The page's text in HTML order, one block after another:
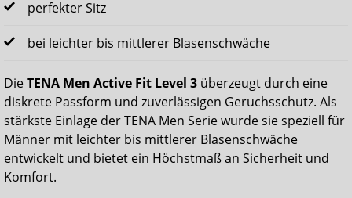
perfekter Sitz
bei leichter bis mittlerer Blasenschwäche
DieTENA Men Active Fit Level 3 überzeugt durch eine
diskrete Passform und zuverlässigen Geruchsschutz. Als
stärkste Einlage der TENA Men Serie wurde sie speziell für
Männer mit leichter bis mittlerer Blasenschwäche
entwickelt und bietet ein Höchstmaß an Sicherheit und
Komfort.